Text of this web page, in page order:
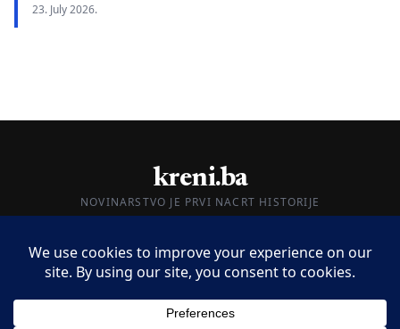
23. July 2026.
kreni.ba
NOVINARSTVO JE PRVI NACRT HISTORIJE
Impressum